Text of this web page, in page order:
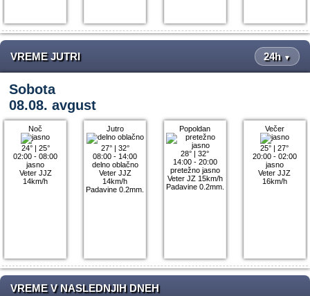
VREME JUTRI 24h ▼
Sobota
08.08. avgust
Noč
24°| 25°
02:00 - 08:00
jasno
Veter JJZ
14km/h
Jutro
27°| 32°
08:00 - 14:00
delno oblačno
Veter JJZ
14km/h
Padavine 0.2mm.
Popoldan
28° |32°
14:00 - 20:00
pretežno jasno
Veter JZ 15km/h
Padavine 0.2mm.
Večer
25° |27°
20:00 - 02:00
jasno
Veter JJZ
16km/h
VREME V NASLEDNJIH DNEH